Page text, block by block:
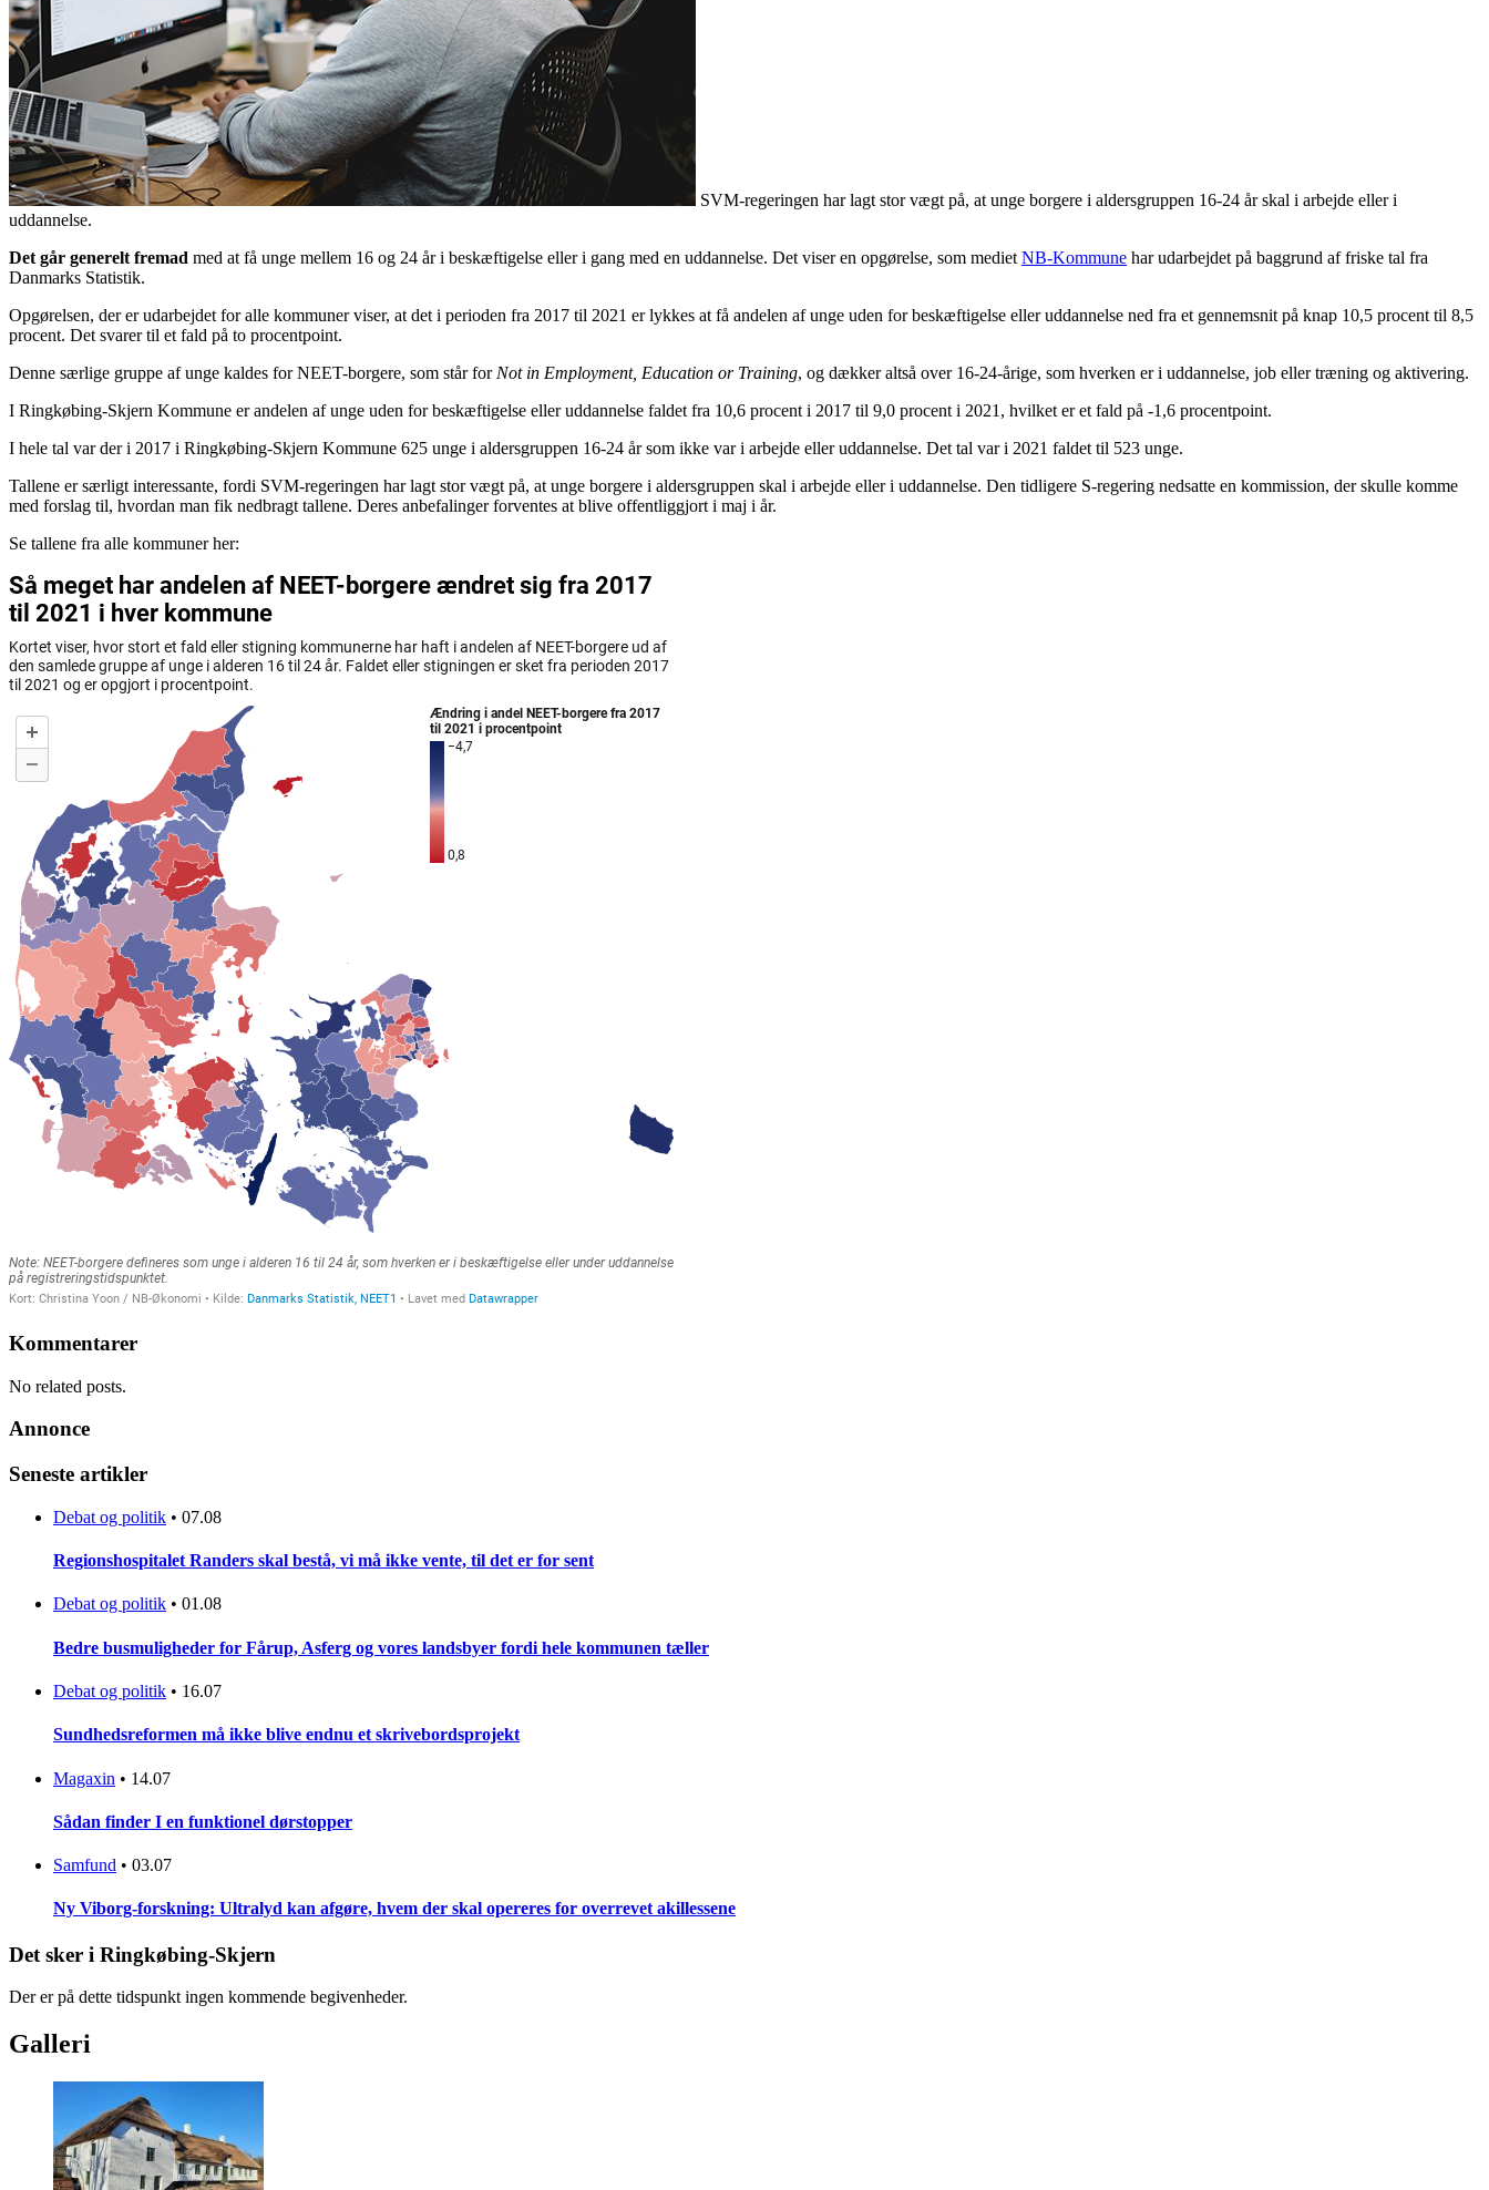
SVM-regeringen har lagt stor vægt på, at unge borgere i aldersgruppen 16-24 år skal i arbejde eller i
uddannelse.
Det går generelt fremad med at få unge mellem 16 og 24 år i beskæftigelse eller i gang med en uddannelse. Det viser en opgørelse, som mediet NB-Kommune har udarbejdet på baggrund af friske tal fra
Danmarks Statistik.
Opgørelsen, der er udarbejdet for alle kommuner viser, at det i perioden fra 2017 til 2021 er lykkes at få andelen af unge uden for beskæftigelse eller uddannelse ned fra et gennemsnit på knap 10,5 procent til 8,5
procent. Det svarer til et fald på to procentpoint.
Denne særlige gruppe af unge kaldes for NEET-borgere, som står for Not in Employment, Education or Training, og dækker altså over 16-24-årige, som hverken er i uddannelse, job eller træning og aktivering.
I Ringkøbing-Skjern Kommune er andelen af unge uden for beskæftigelse eller uddannelse faldet fra 10,6 procent i 2017 til 9,0 procent i 2021, hvilket er et fald på -1,6 procentpoint.
I hele tal var der i 2017 i Ringkøbing-Skjern Kommune 625 unge i aldersgruppen 16-24 år som ikke var i arbejde eller uddannelse. Det tal var i 2021 faldet til 523 unge.
Tallene er særligt interessante, fordi SVM-regeringen har lagt stor vægt på, at unge borgere i aldersgruppen skal i arbejde eller i uddannelse. Den tidligere S-regering nedsatte en kommission, der skulle komme
med forslag til, hvordan man fik nedbragt tallene. Deres anbefalinger forventes at blive offentliggjort i maj i år.
Se tallene fra alle kommuner her:
Kommentarer
No related posts.
Annonce
Seneste artikler
Debat og politik • 07.08
Regionshospitalet Randers skal bestå, vi må ikke vente, til det er for sent
Debat og politik • 01.08
Bedre busmuligheder for Fårup, Asferg og vores landsbyer fordi hele kommunen tæller
Debat og politik • 16.07
Sundhedsreformen må ikke blive endnu et skrivebordsprojekt
Magaxin • 14.07
Sådan finder I en funktionel dørstopper
Samfund • 03.07
Ny Viborg-forskning: Ultralyd kan afgøre, hvem der skal opereres for overrevet akillessene
Det sker i Ringkøbing-Skjern
Der er på dette tidspunkt ingen kommende begivenheder.
Galleri